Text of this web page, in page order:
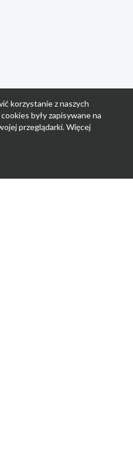
korzystanie z naszych
były zapisywane na
przeglądarki. Więcej